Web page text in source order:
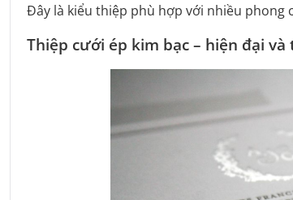
Đây là kiểu thiệp phù hợp với nhiều
Thiệp cưới ép kim bạc – hiện đại